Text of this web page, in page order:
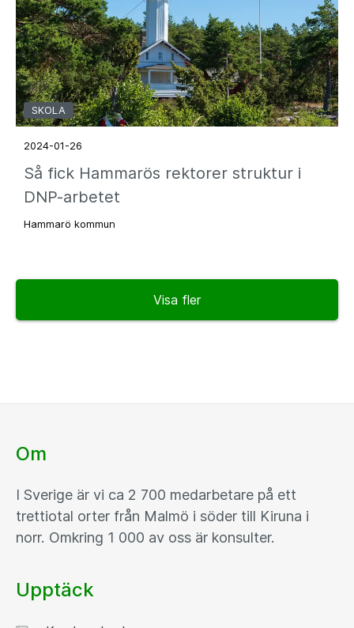
SKOLA
2024-01-26
Så fick Hammarös rektorer struktur i
DNP-arbetet
Hammarö kommun
Visa fler
Om
I Sverige är vi ca 2 700 medarbetare på ett
trettiotal orter från Malmö i söder till Kiruna i
norr. Omkring 1 000 av oss är konsulter.
Upptäck